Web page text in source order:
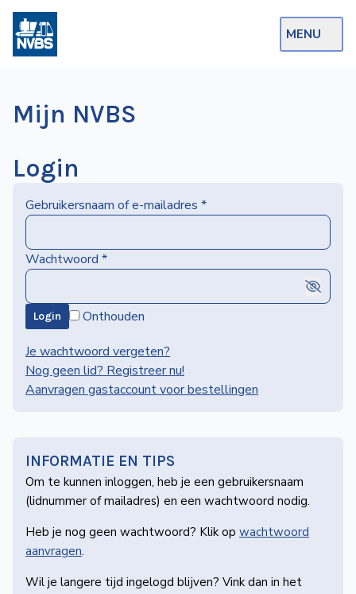
MENU
Op de Rails
NVBS Actueel
Excursies
Actueel
Ons
aanbod
Over
NVBS
Wegwijzer
NVBS
Mijn NVBS
Login
Gebruikersnaam of e-mailadres *
Wachtwoord *
Login
Onthouden
Je wachtwoord vergeten?
Nog geen lid? Registreer nu!
Aanvragen gastaccount voor bestellingen
INFORMATIE EN TIPS
Om te kunnen inloggen, heb je een gebruikers­naam
(lidnummer of mailadres) en een wachtwoord nodig.
Heb je nog geen wachtwoord? Klik op wachtwoord
aanvragen.
Wil je langere tijd ingelogd blijven? Vink dan in het